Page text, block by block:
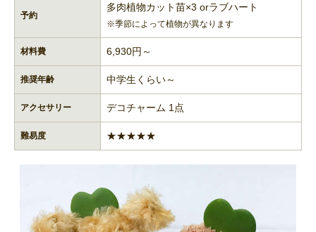
予約
多肉植物カット苗×3 orラブハート
※季節によって植物が異なります
材料費 6,930円～
推奨年齢 中学生くらい～
アクセサリー デコチャーム 1点
難易度 ★★★★★